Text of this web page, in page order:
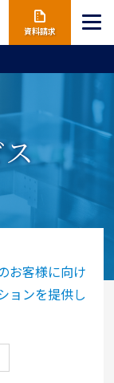
資料請求
お客様に向け
ョンを提供し